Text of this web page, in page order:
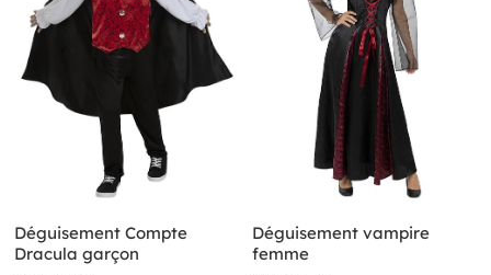
Déguisement Compte
Dracula garçon
Déguisement vampire
femme